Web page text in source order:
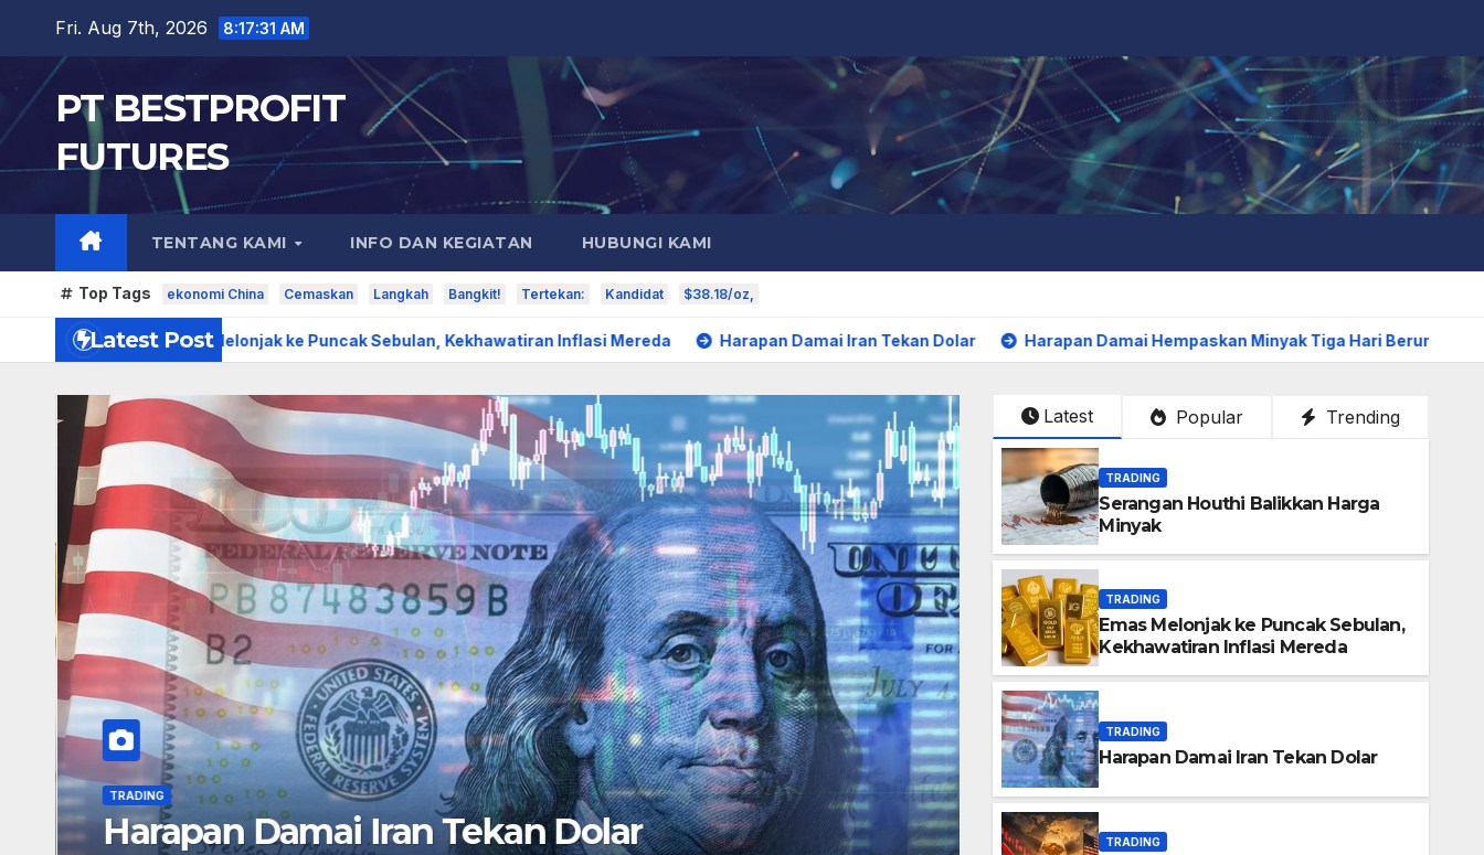
content
Fri. Aug 7th, 2026 8:17:33 AM
PT BESTPROFIT
FUTURES
TENTANG KAMI INFO DAN KEGIATAN HUBUNGI KAMI
Top Tags ekonomi China Cemaskan Langkah Bangkit! Tertekan: Kandidat $38.18/oz,
Latest Post
Emas Melonjak ke Puncak Sebulan, Kekhawatiran Inflasi Mereda Harapan Damai Iran Tekan Dolar Harapan Damai Hempaskan Minyak Tiga Hari Beruntun Emas
TRADING
Harapan Damai Iran Tekan Dolar
TRADING
Harapan Damai
Beruntun
Latest Popular Trending
TRADING
Serangan Houthi Balikkan Harga
Minyak
TRADING
Emas Melonjak ke Puncak Sebulan,
Kekhawatiran Inflasi Mereda
TRADING
Harapan Damai Iran Tekan Dolar
TRADING